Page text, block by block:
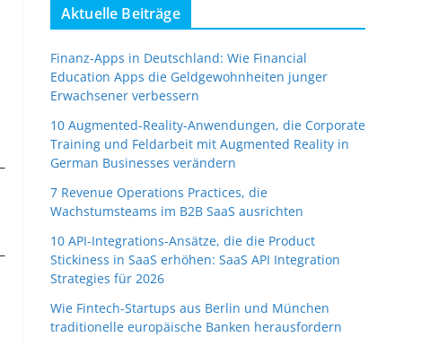
Aktuelle Beiträge
Finanz-Apps in Deutschland: Wie Financial
Education Apps die Geldgewohnheiten junger
Erwachsener verbessern
10 Augmented-Reality-Anwendungen, die Corporate
Training und Feldarbeit mit Augmented Reality in
German Businesses verändern
7 Revenue Operations Practices, die
Wachstumsteams im B2B SaaS ausrichten
10 API-Integrations-Ansätze, die die Product
Stickiness in SaaS erhöhen: SaaS API Integration
Strategies für 2026
Wie Fintech-Startups aus Berlin und München
traditionelle europäische Banken herausfordern